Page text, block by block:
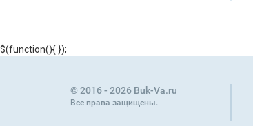
© 2016 - 2026 Buk-Va.ru
Все права защищены.
$(function(){ });